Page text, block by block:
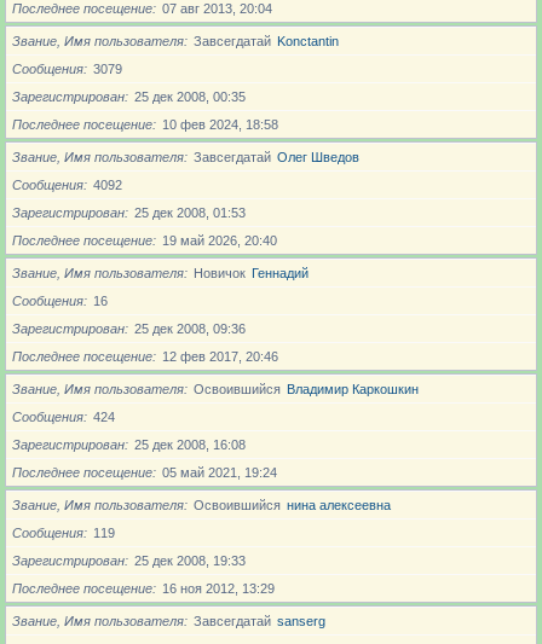
Последнее посещение
07 авг 2013, 20:04
Звание, Имя пользователя Завсегдатай Konctantin
Сообщения
3079
Зарегистрирован
25 дек 2008, 00:35
Последнее посещение
10 фев 2024, 18:58
Звание, Имя пользователя Завсегдатай Олег Шведов
Сообщения
4092
Зарегистрирован
25 дек 2008, 01:53
Последнее посещение
19 май 2026, 20:40
Звание, Имя пользователя Новичoк Геннадий
Сообщения
16
Зарегистрирован
25 дек 2008, 09:36
Последнее посещение
12 фев 2017, 20:46
Звание, Имя пользователя Освоившийся Владимир Каркошкин
Сообщения
424
Зарегистрирован
25 дек 2008, 16:08
Последнее посещение
05 май 2021, 19:24
Звание, Имя пользователя Освоившийся нина алексеевна
Сообщения
119
Зарегистрирован
25 дек 2008, 19:33
Последнее посещение
16 ноя 2012, 13:29
Звание, Имя пользователя Завсегдатай sanserg